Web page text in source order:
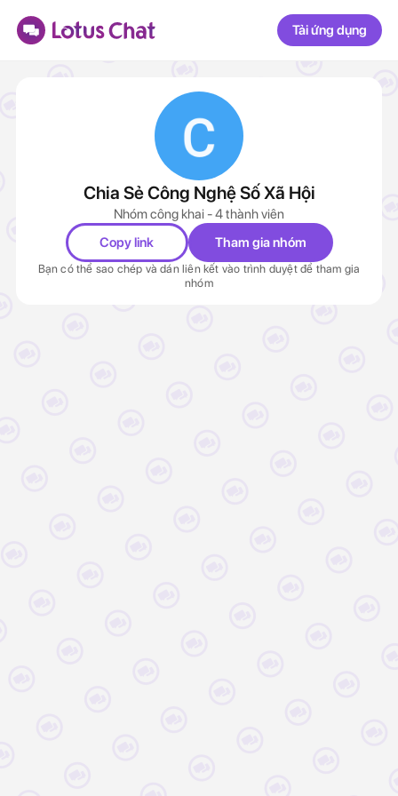
Tải ứng dụng
Chia Sẻ Công Nghệ Số Xã Hội
Nhóm công khai - 4 thành viên
Copy link
Tham gia nhóm
Bạn có thể sao chép và dán liên kết vào trình duyệt để tham gia
nhóm